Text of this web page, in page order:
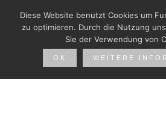
Diese Website benutzt Cookies um
zu optimieren. Durch die Nutzung
Sie der Verwendung von
OK WEITERE